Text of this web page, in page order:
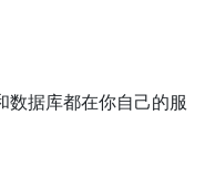
据库都在你自己的服